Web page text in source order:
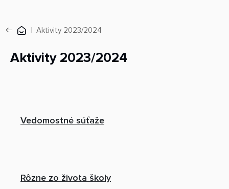
Aktivity 2023/2024
Aktivity 2023/2024
Vedomostné súťaže
Rôzne zo života školy